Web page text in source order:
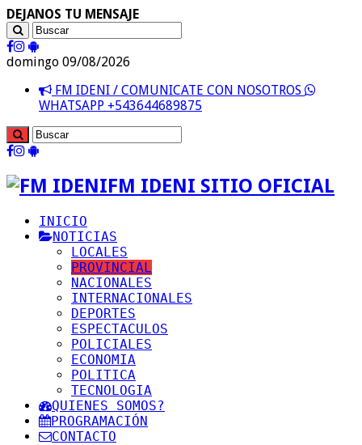
DEJANOS TU MENSAJE
domingo 09/08/2026
FM IDENI / COMUNICATE CON NOSOTROS
WHATSAPP +543644689875
FM IDENI SITIO OFICIAL
INICIO
NOTICIAS
LOCALES
PROVINCIAL
NACIONALES
INTERNACIONALES
DEPORTES
ESPECTACULOS
POLICIALES
ECONOMIA
POLITICA
TECNOLOGIA
QUIENES SOMOS?
PROGRAMACIÓN
CONTACTO